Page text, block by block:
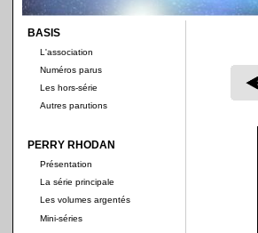
BASIS
L'association
Numéros parus
Les hors-série
Autres parutions
PERRY RHODAN
Présentation
La série principale
Les volumes argentés
Mini-séries